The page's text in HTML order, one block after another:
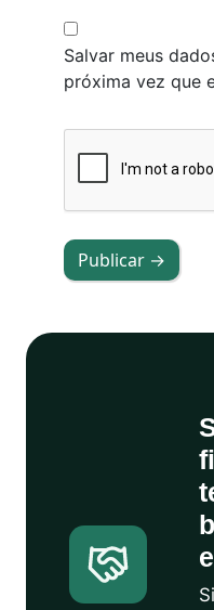
Salvar meus
próxima vez que
Publicar →